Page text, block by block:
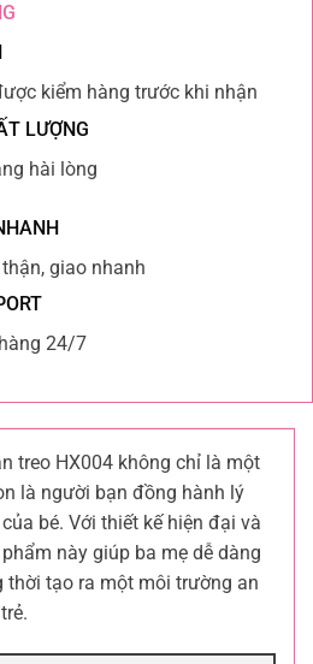
kiểm hàng trước khi nhận
LƯỢNG
hài lòng
giao nhanh
24/7
treo HX004 không chỉ là một
là người bạn đồng hành lý
bé. Với thiết kế hiện đại và
này giúp ba mẹ dễ dàng
thời tạo ra một môi trường an